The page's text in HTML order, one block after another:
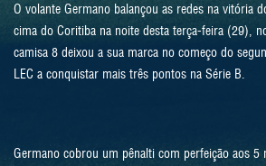
O volante Germano balançou as redes na vitória
cima do Coritiba na noite desta terça-feira (29),
camisa 8 deixou a sua marca no começo do
LEC a conquistar mais três pontos na Série B.
Germano cobrou um pênalti com perfeição aos 5